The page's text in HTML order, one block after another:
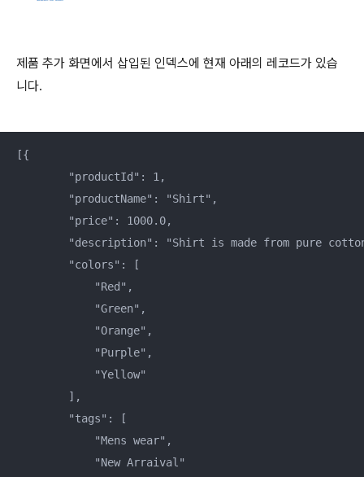
제품 추가 화면에서 삽입된 인덱스에 현재 아래의 레코드가 있습
니다.
[{
        "productId": 1,
        "productName": "Shirt",
        "price": 1000.0,
"description": "Shirt is made from pure
        "colors": [
            "Red",
            "Green",
            "Orange",
            "Purple",
            "Yellow"
        ],
        "tags": [
            "Mens wear",
            "New Arraival"